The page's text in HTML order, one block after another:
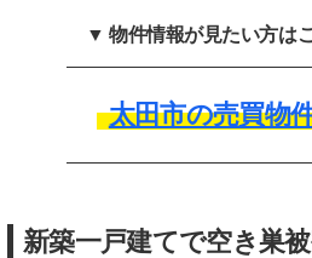
▼ 物件情報が見たい方は
太田市の売買物
新築一戸建てで空き巣